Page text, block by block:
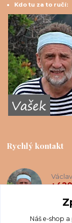
Kdo tu za to ručí:
Rychlý kontakt
Náš e-shop